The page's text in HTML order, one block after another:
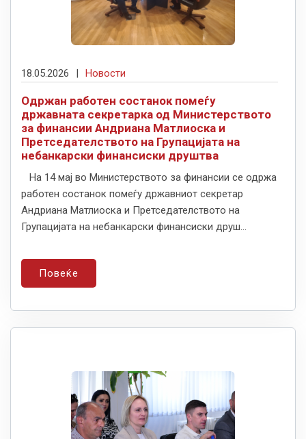
18.05.2026 | Новости
Одржан работен состанок помеѓу
државната секретарка од Министерството
за финансии Андриана Матлиоска и
Претседателството на Групацијата на
небанкарски финансиски друштва
На 14 мај во Министерството за финансии се одржа
работен состанок помеѓу државниот секретар
Андриана Матлиоска и Претседателството на
Групацијата на небанкарски финансиски друш...
Повеќе